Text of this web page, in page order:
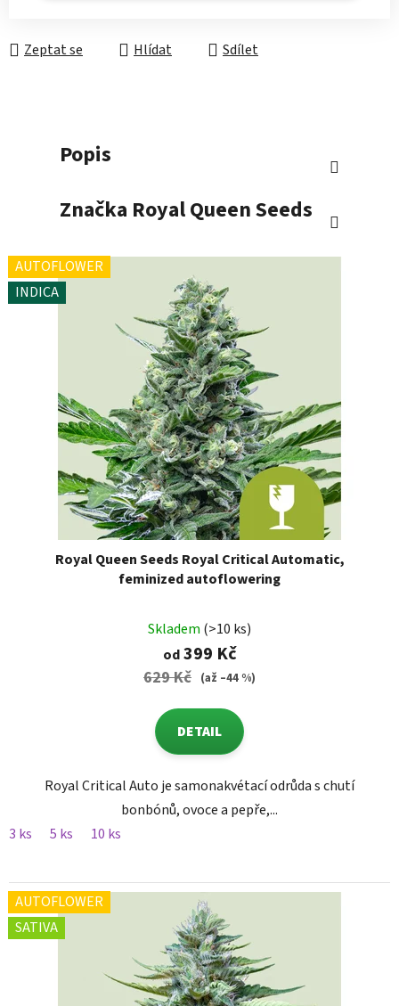
Zeptat se Hlídat Sdílet
Popis
Značka Royal Queen Seeds
AUTOFLOWER
INDICA
Royal Queen Seeds Royal Critical Automatic,
feminized autoflowering
Skladem (>10 ks)
od399 Kč
629 Kč (až –44 %)
DETAIL
Royal Critical Auto je samonakvétací odrůda s chutí
bonbónů, ovoce a pepře,...
3 ks
5 ks 10 ks
AUTOFLOWER
SATIVA